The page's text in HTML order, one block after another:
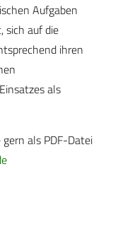
Aufgaben
sich auf die
ihren
als
als PDF-Datei